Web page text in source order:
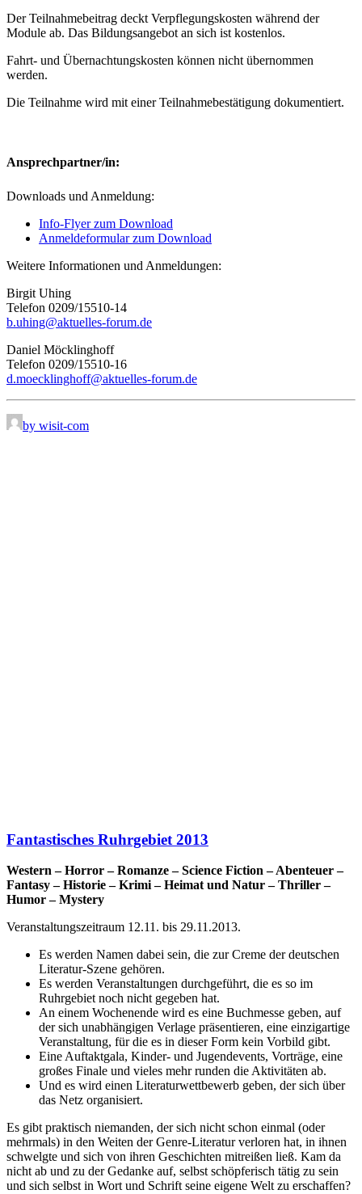
Der Teilnahmebeitrag deckt Verpflegungskosten während der
Module ab. Das Bildungsangebot an sich ist kostenlos.
Fahrt- und Übernachtungskosten können nicht übernommen
werden.
Die Teilnahme wird mit einer Teilnahmebestätigung dokumentiert.
Ansprechpartner/in:
Downloads und Anmeldung:
Info-Flyer zum Download
Anmeldeformular zum Download
Weitere Informationen und Anmeldungen:
Birgit Uhing
Telefon 0209/15510-14
b.uhing@aktuelles-forum.de
Daniel Möcklinghoff
Telefon 0209/15510-16
d.moecklinghoff@aktuelles-forum.de
by wisit-com
Fantastisches Ruhrgebiet 2013
Western – Horror – Romanze – Science Fiction – Abenteuer –
Fantasy – Historie – Krimi – Heimat und Natur – Thriller –
Humor – Mystery
Veranstaltungszeitraum 12.11. bis 29.11.2013.
Es werden Namen dabei sein, die zur Creme der deutschen
Literatur-Szene gehören.
Es werden Veranstaltungen durchgeführt, die es so im
Ruhrgebiet noch nicht gegeben hat.
An einem Wochenende wird es eine Buchmesse geben, auf
der sich unabhängigen Verlage präsentieren, eine einzigartige
Veranstaltung, für die es in dieser Form kein Vorbild gibt.
Eine Auftaktgala, Kinder- und Jugendevents, Vorträge, eine
großes Finale und vieles mehr runden die Aktivitäten ab.
Und es wird einen Literaturwettbewerb geben, der sich über
das Netz organisiert.
Es gibt praktisch niemanden, der sich nicht schon einmal (oder
mehrmals) in den Weiten der Genre-Literatur verloren hat, in ihnen
schwelgte und sich von ihren Geschichten mitreißen ließ. Kam da
nicht ab und zu der Gedanke auf, selbst schöpferisch tätig zu sein
und sich selbst in Wort und Schrift seine eigene Welt zu erschaffen?